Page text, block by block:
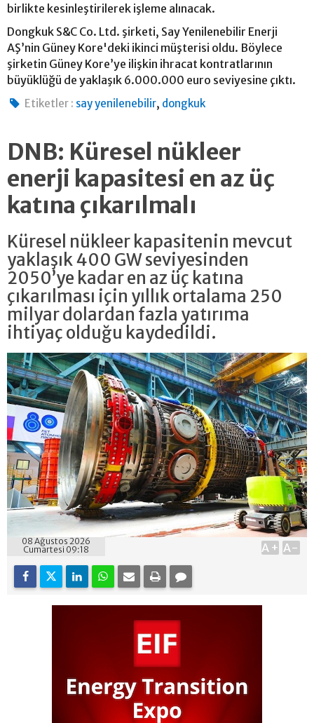
birlikte kesinleştirilerek işleme alınacak.
Dongkuk S&C Co. Ltd. şirketi, Say Yenilenebilir Enerji
AŞ’nin Güney Kore'deki ikinci müşterisi oldu. Böylece
şirketin Güney Kore’ye ilişkin ihracat kontratlarının
büyüklüğü de yaklaşık 6.000.000 euro seviyesine çıktı.
Etiketler : say yenilenebilir, dongkuk
DNB: Küresel nükleer
enerji kapasitesi en az üç
katına çıkarılmalı
Küresel nükleer kapasitenin mevcut
yaklaşık 400 GW seviyesinden
2050’ye kadar en az üç katına
çıkarılması için yıllık ortalama 250
milyar dolardan fazla yatırıma
ihtiyaç olduğu kaydedildi.
08 Ağustos 2026
Cumartesi 09:18
A+ A-